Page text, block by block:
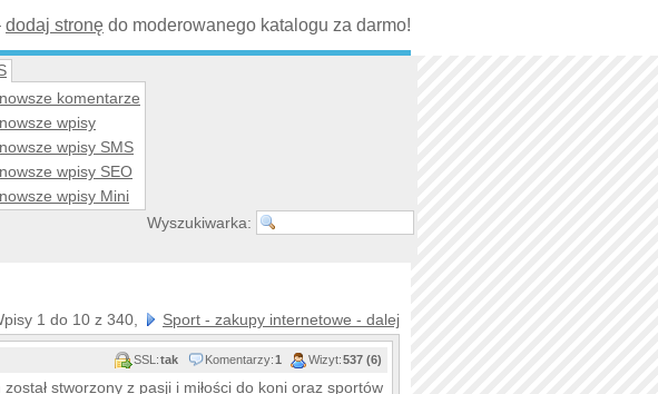
dodaj stronę do moderowanego katalogu za darmo!
komentarze
wpisy
wpisy SMS
wpisy SEO
wpisy Mini
Wyszukiwarka:
1 do 10 z 340, Sport - zakupy internetowe - dalej
SSL:tak Komentarzy:1 Wizyt:537 (6)
stworzony z pasji i miłości do koni oraz sportów